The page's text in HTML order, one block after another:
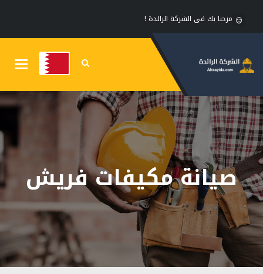
مرحبا بك فى الشركة الرائدة !
صيانة مكيفات فريش